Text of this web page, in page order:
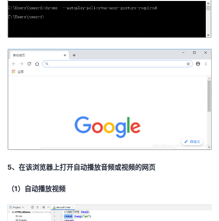
5、在该浏览器上打开自动播放音频或视频的网页
（1）自动播放视频